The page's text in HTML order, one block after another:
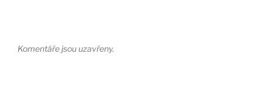
Komentáře jsou uzavřeny.